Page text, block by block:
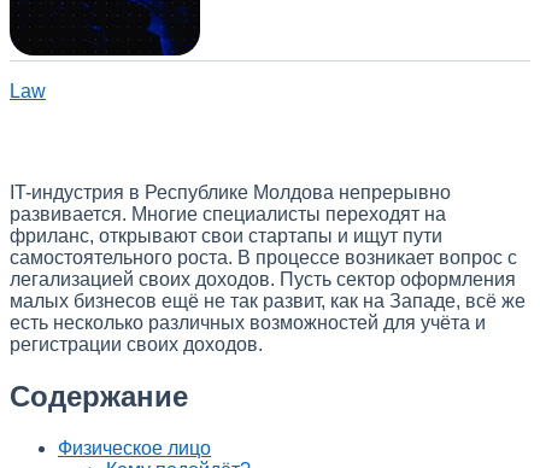
Law
IT-индустрия в Республике Молдова непрерывно
развивается. Многие специалисты переходят на
фриланс, открывают свои стартапы и ищут пути
самостоятельного роста. В процессе возникает вопрос с
легализацией своих доходов. Пусть сектор оформления
малых бизнесов ещё не так развит, как на Западе, всё же
есть несколько различных возможностей для учёта и
регистрации своих доходов.
Содержание
Физическое лицо